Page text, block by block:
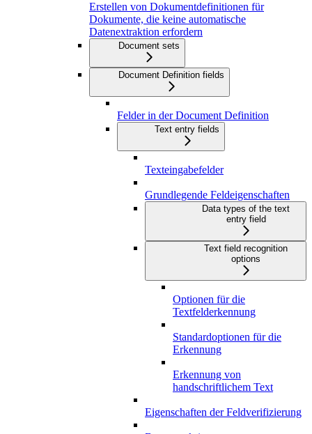
Erstellen von Dokumentdefinitionen für
Dokumente, die keine automatische
Datenextraktion erfordern
Document sets
Document Definition fields
Felder in der Document Definition
Text entry fields
Texteingabefelder
Grundlegende Feldeigenschaften
Data types of the text
entry field
Text field recognition
options
Optionen für die
Textfelderkennung
Standardoptionen für die
Erkennung
Erkennung von
handschriftlichem Text
Eigenschaften der Feldverifizierung